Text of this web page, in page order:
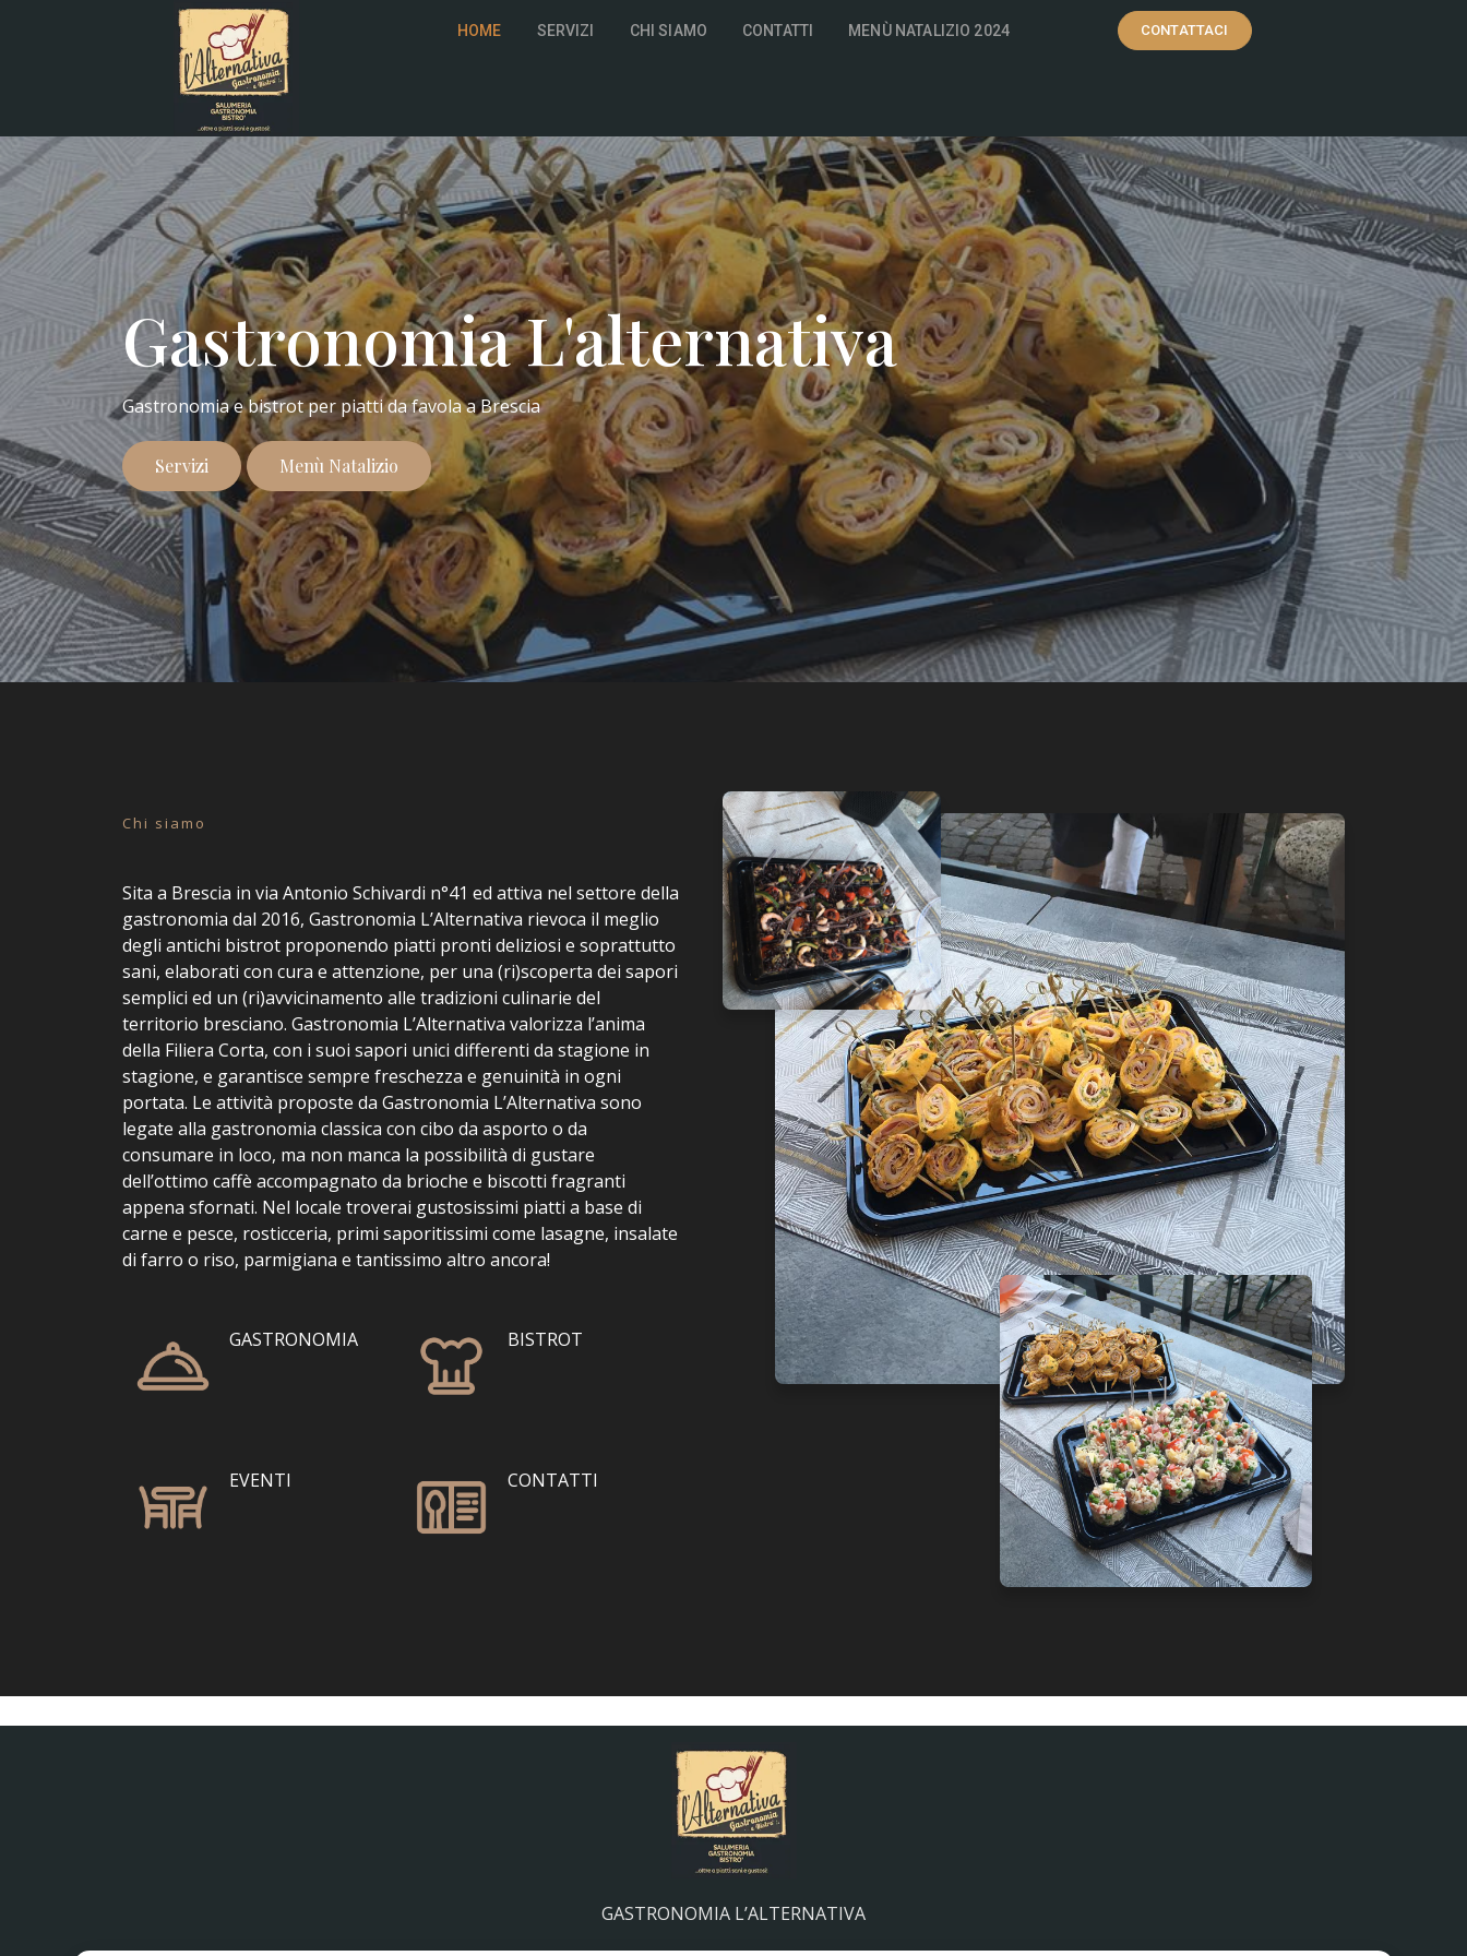
HOME SERVIZI CHI SIAMO CONTATTI MENÙ NATALIZIO 2024 CONTATTACI
Gastronomia L'alternativa
Gastronomia e bistrot per piatti da favola a Brescia
Servizi Menù Natalizio
Chi siamo
Sita a Brescia in via Antonio Schivardi n°41 ed attiva nel settore della
gastronomia dal 2016, Gastronomia L’Alternativa rievoca il meglio
degli antichi bistrot proponendo piatti pronti deliziosi e soprattutto
sani, elaborati con cura e attenzione, per una (ri)scoperta dei sapori
semplici ed un (ri)avvicinamento alle tradizioni culinarie del
territorio bresciano. Gastronomia L’Alternativa valorizza l’anima
della Filiera Corta, con i suoi sapori unici differenti da stagione in
stagione, e garantisce sempre freschezza e genuinità in ogni
portata. Le attività proposte da Gastronomia L’Alternativa sono
legate alla gastronomia classica con cibo da asporto o da
consumare in loco, ma non manca la possibilità di gustare
dell’ottimo caffè accompagnato da brioche e biscotti fragranti
appena sfornati. Nel locale troverai gustosissimi piatti a base di
carne e pesce, rosticceria, primi saporitissimi come lasagne, insalate
di farro o riso, parmigiana e tantissimo altro ancora!
GASTRONOMIA BISTROT
EVENTI CONTATTI
GASTRONOMIA L’ALTERNATIVA